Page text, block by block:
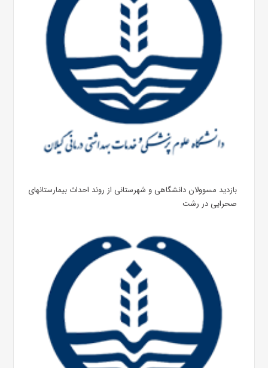
بازدید مسوولان دانشگاهی و شهرستانی از روند احداث بیمارستانهای
صحرایی در رشت